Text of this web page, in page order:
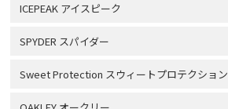
ICEPEAK アイスピーク
SPYDER スパイダー
Sweet Protection スウィートプロテクション